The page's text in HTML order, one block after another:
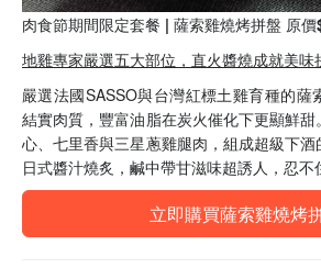
肉食節期間限定套餐 | 薩索雞燒烤拼盤 原
地雞專家嚴選五大部位，直火醬燒成就美味
嚴選法國SASSO與台灣紅標土雞育種的薩
結實肉質，豐富油脂在炭火催化下更顯鮮
心、七里香與三星蔥雞腿肉，組成超級下
日式醬汁燒炙，鹹中帶甘滋味超誘人，忍不
立即購買薩索雞燒烤